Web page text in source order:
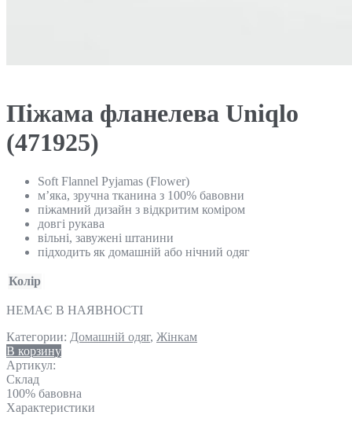
Піжама фланелева Uniqlo
(471925)
Soft Flannel Pyjamas (Flower)
м’яка, зручна тканина з 100% бавовни
піжамний дизайн з відкритим коміром
довгі рукава
вільні, завужені штанини
підходить як домашній або нічний одяг
Колір
НЕМАЄ В НАЯВНОСТІ
Категории: Домашній одяг, Жінкам
В корзину
Артикул:
Склад
100% бавовна
Характеристики